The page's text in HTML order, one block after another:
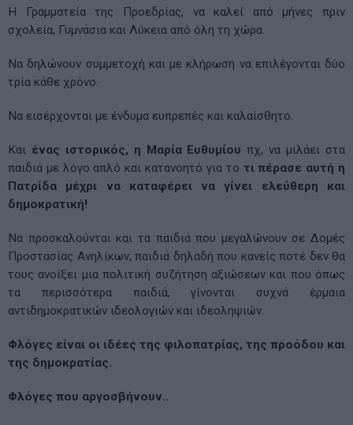
Η Γραμματεία της Προεδρίας, να καλεί από μήνες πριν
σχολεία, Γυμνάσια και Λύκεια από όλη τη χώρα.
Να δηλώνουν συμμετοχή και με κλήρωση να επιλέγονται δύο
τρία κάθε χρόνο.
Να εισέρχονται με ένδυμα ευπρεπές και καλαίσθητο.
Και ένας ιστορικός, η Μαρία Ευθυμίου πχ, να μιλάει στα
παιδιά με λόγο απλό και κατανοητό για το τι πέρασε αυτή η
Πατρίδα μέχρι να καταφέρει να γίνει ελεύθερη και
δημοκρατική!
Να προσκαλούνται και τα παιδιά που μεγαλώνουν σε Δομές
Προστασίας Ανηλίκων, παιδιά δηλαδή που κανείς ποτέ δεν θα
τους ανοίξει μια πολιτική συζήτηση αξιώσεων και που όπως
τα περισσότερα παιδιά, γίνονται συχνά έρμαια
αντιδημοκρατικών ιδεολογιών και ιδεοληψιών.
Φλόγες είναι οι ιδέες της φιλοπατρίας, της προόδου και
της δημοκρατίας.
Φλόγες που αργοσβήνουν..